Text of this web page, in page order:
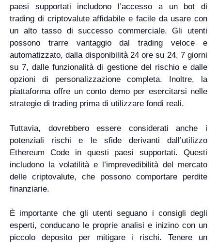
paesi supportati includono l’accesso a un bot di
trading di criptovalute affidabile e facile da usare con
un alto tasso di successo commerciale. Gli utenti
possono trarre vantaggio dal trading veloce e
automatizzato, dalla disponibilità 24 ore su 24, 7 giorni
su 7, dalle funzionalità di gestione del rischio e dalle
opzioni di personalizzazione completa. Inoltre, la
piattaforma offre un conto demo per esercitarsi nelle
strategie di trading prima di utilizzare fondi reali.
Tuttavia, dovrebbero essere considerati anche i
potenziali rischi e le sfide derivanti dall’utilizzo
Ethereum Code in questi paesi supportati. Questi
includono la volatilità e l’imprevedibilità del mercato
delle criptovalute, che possono comportare perdite
finanziarie.
È importante che gli utenti seguano i consigli degli
esperti, conducano le proprie analisi e inizino con un
piccolo deposito per mitigare i rischi. Tenere un